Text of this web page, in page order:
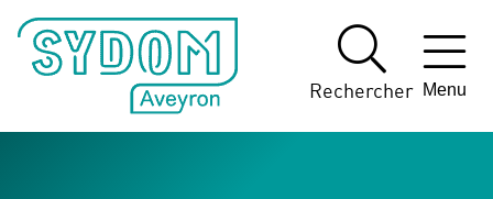
Panneau de gestion des cookies
Rechercher Menu